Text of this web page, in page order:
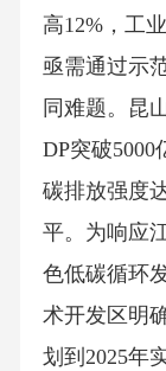
高12%，工
亟需通过示
同难题。昆
DP突破
碳排放强度
平。为响应
色低碳循环
术开发区明
划到2025年